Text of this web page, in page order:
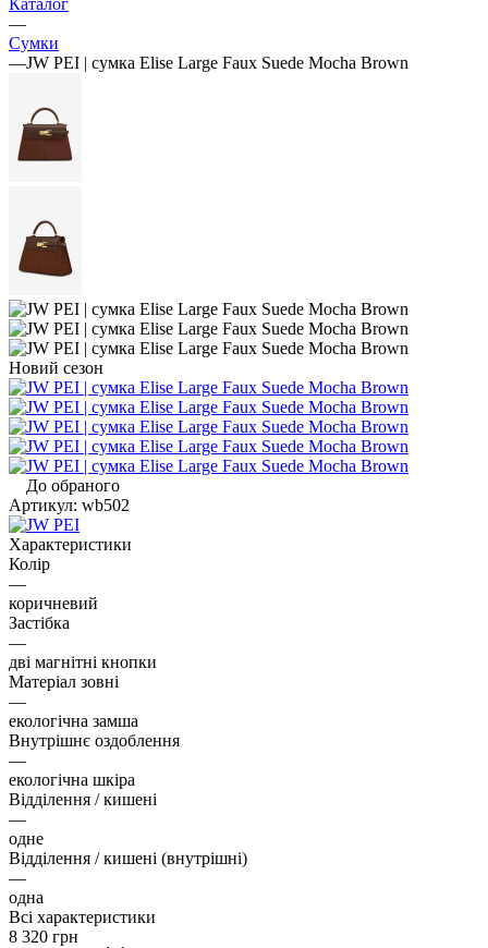
Каталог
—
Сумки
—JW PEI | сумка Elise Large Faux Suede Mocha Brown
Новий сезон
До обраного
Артикул: wb502
Характеристики
Колір
—
коричневий
Застібка
—
дві магнітні кнопки
Матеріал зовні
—
екологічна замша
Внутрішнє оздоблення
—
екологічна шкіра
Відділення / кишені
—
одне
Відділення / кишені (внутрішні)
—
одна
Всі характеристики
8 320 грн